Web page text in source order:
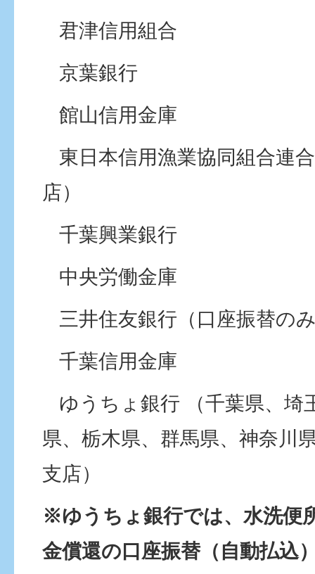
君津信用組合
京葉銀行
館山信用金庫
東日本信用漁業協同組合連
店）
千葉興業銀行
中央労働金庫
三井住友銀行（口座振替の
千葉信用金庫
ゆうちょ銀行
（千葉県、
県、栃木県、群馬県、神奈川
支店）
※ゆうちょ銀行では、水洗便
金償還の口座振替（自動払込